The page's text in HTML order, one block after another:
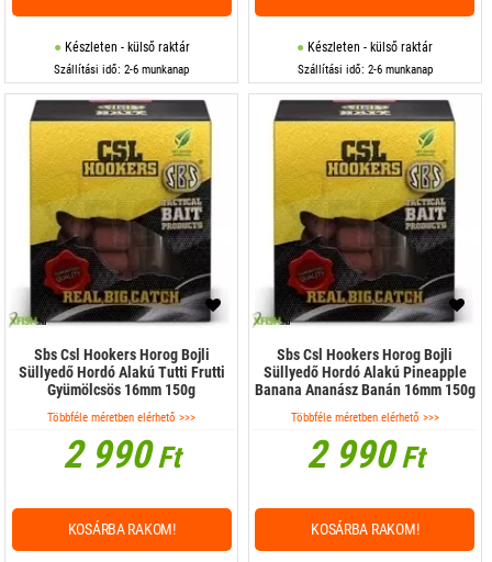
Készleten - külső raktár
Szállítási idő: 2-6 munkanap
Készleten - külső raktár
Szállítási idő: 2-6 munkanap
Sbs Csl Hookers Horog Bojli
Süllyedő Hordó Alakú Tutti Frutti
Gyümölcsös 16mm 150g
Többféle méretben elérhető >>>
2 990Ft
KOSÁRBA RAKOM!
Sbs Csl Hookers Horog Bojli
Süllyedő Hordó Alakú Pineapple
Banana Ananász Banán 16mm 150g
Többféle méretben elérhető >>>
2 990Ft
KOSÁRBA RAKOM!